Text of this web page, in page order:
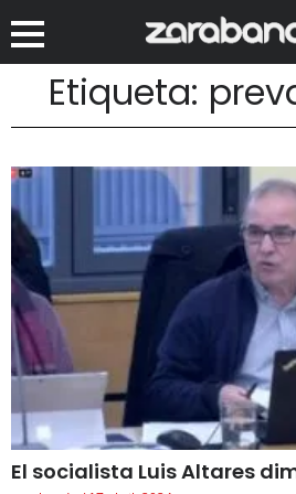
Etiqueta:
El socialista Luis Altares